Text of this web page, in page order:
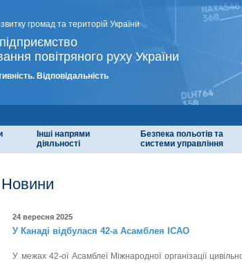
громад та територій України
повітряного руху України
Відповідальність
Інші напрями
діяльності
Безпека польотів та
системи управління
Новини
24 вересня 2025
У Канаді відбулася 42-а Асамблея ICAO
У межах 42-ої Асамблеї Міжнародної організації